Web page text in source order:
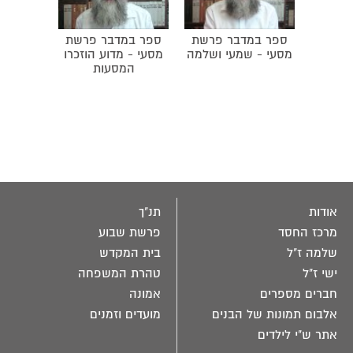
ספר במדבר פרשת
מסעי - שמעי ושלמה
ספר במדבר פרשת
מסעי - מדוע הוזכרו
המסעות
אודות
מרכז החסד
שלמה ז"ל
ישי ז"ל
חברים מספרים
אלבום תמונות של הבנים
אתר ש"י לילדים
תנ"ך
פרשת שבוע
בית המקדש
טהרת המשפחה
אמונה
מועדים וזמנים